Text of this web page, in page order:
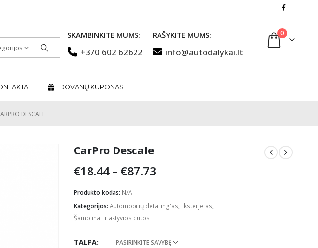
SKAMBINKITE MUMS:
+370 602 62622
RAŠYKITE MUMS:
info@autodalykai.lt
0
DOVANŲ KUPONAS
DESCALE
CarPro Descale
€18.44– €87.73
through
Produkto kodas: N/A
Kategorijos: Automobilių detailing'as, Eksterjeras,
Šampūnai ir aktyvios putos
TALPA